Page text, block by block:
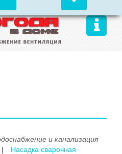
и канализация
|
Насадка сварочная